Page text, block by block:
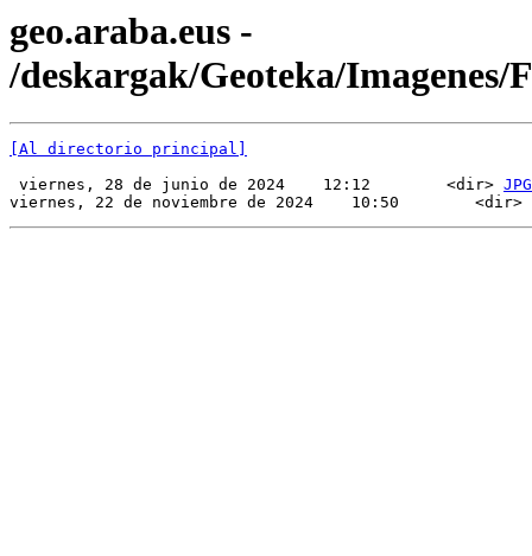
geo.araba.eus -
/deskargak/Geoteka/Imagenes/
[Al directorio principal]
viernes, 28 de junio de 2024    12:12        <dir> JPG
viernes, 22 de noviembre de 2024    10:50        <dir>